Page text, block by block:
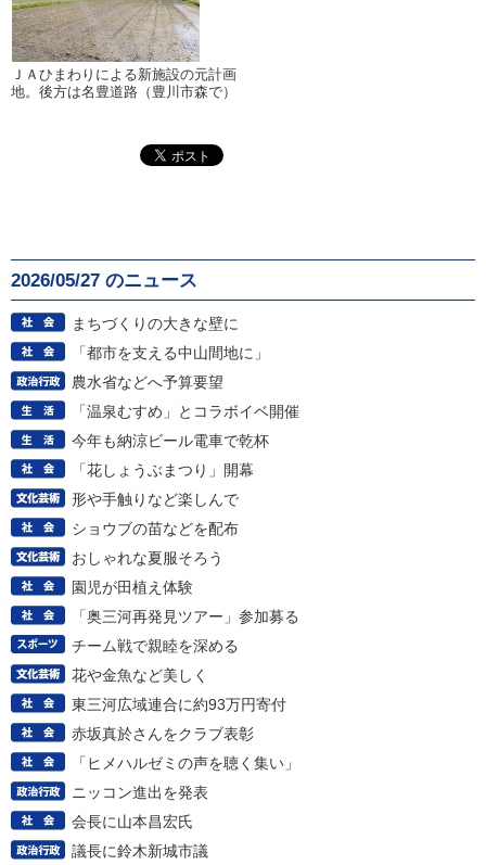
ＪＡひまわりによる新施設の元計画
地。後方は名豊道路（豊川市森で）
2026/05/27 のニュース
まちづくりの大きな壁に
「都市を支える中山間地に」
農水省などへ予算要望
「温泉むすめ」とコラボイベ開催
今年も納涼ビール電車で乾杯
「花しょうぶまつり」開幕
形や手触りなど楽しんで
ショウブの苗などを配布
おしゃれな夏服そろう
園児が田植え体験
「奥三河再発見ツアー」参加募る
チーム戦で親睦を深める
花や金魚など美しく
東三河広域連合に約93万円寄付
赤坂真於さんをクラブ表彰
「ヒメハルゼミの声を聴く集い」
ニッコン進出を発表
会長に山本昌宏氏
議長に鈴木新城市議